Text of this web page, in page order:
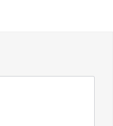
，祝节日健康
健康!